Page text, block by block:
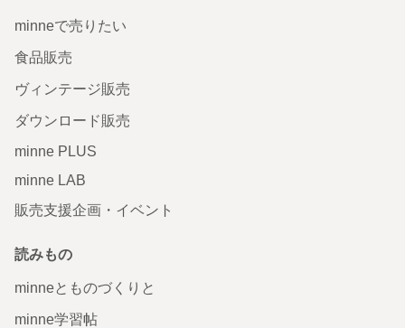
minneで売りたい
食品販売
ヴィンテージ販売
ダウンロード販売
minne PLUS
minne LAB
販売支援企画・イベント
読みもの
minneとものづくりと
minne学習帖